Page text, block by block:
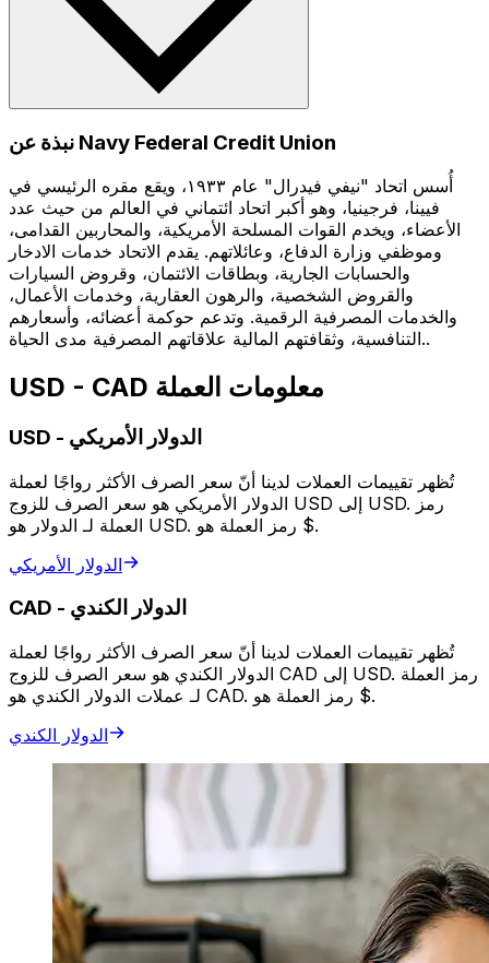
نبذة عن Navy Federal Credit Union
أُسس اتحاد "نيفي فيدرال" عام ١٩٣٣، ويقع مقره الرئيسي في
فيينا، فرجينيا، وهو أكبر اتحاد ائتماني في العالم من حيث عدد
الأعضاء، ويخدم القوات المسلحة الأمريكية، والمحاربين القدامى،
وموظفي وزارة الدفاع، وعائلاتهم. يقدم الاتحاد خدمات الادخار
والحسابات الجارية، وبطاقات الائتمان، وقروض السيارات
والقروض الشخصية، والرهون العقارية، وخدمات الأعمال،
والخدمات المصرفية الرقمية. وتدعم حوكمة أعضائه، وأسعارهم
التنافسية، وثقافتهم المالية علاقاتهم المصرفية مدى الحياة..
USD - CAD معلومات العملة
USD - الدولار الأمريكي
تُظهر تقييمات العملات لدينا أنّ سعر الصرف الأكثر رواجًا لعملة
الدولار الأمريكي هو سعر الصرف للزوج USD إلى USD. رمز
العملة لـ الدولار هو USD. رمز العملة هو $.
الدولار الأمريكي
CAD - الدولار الكندي
تُظهر تقييمات العملات لدينا أنّ سعر الصرف الأكثر رواجًا لعملة
الدولار الكندي هو سعر الصرف للزوج CAD إلى USD. رمز العملة
لـ عملات الدولار الكندي هو CAD. رمز العملة هو $.
الدولار الكندي